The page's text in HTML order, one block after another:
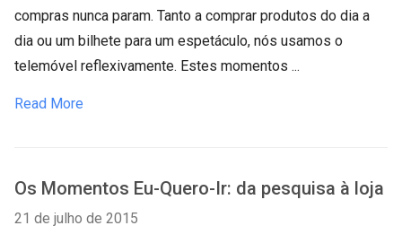
compras nunca param. Tanto a comprar produtos do dia a
dia ou um bilhete para um espetáculo, nós usamos o
telemóvel reflexivamente. Estes momentos ...
Read More
Os Momentos Eu-Quero-Ir: da pesquisa à loja
21 de julho de 2015